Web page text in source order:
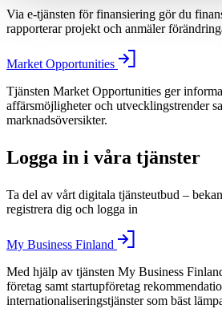
Via e-tjänsten för finansiering gör du
rapporterar projekt och anmäler
Market Opportunities
Tjänsten Market Opportunities ger
affärsmöjligheter och utvecklingstrender
marknadsöversikter.
Logga in i våra tjänster
Ta del av vårt digitala tjänsteutbud –
registrera dig och logga in
My Business Finland
Med hjälp av tjänsten My Business
företag samt startupföretag
internationaliseringstjänster som bäst